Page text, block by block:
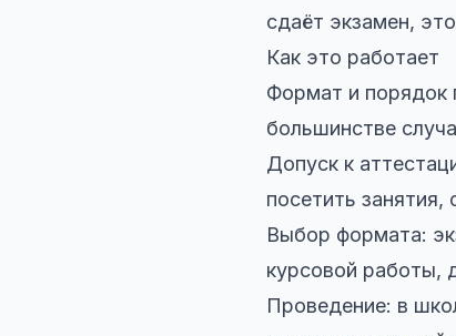
сдаёт экзамен,
Как это работает
Формат и порядок
большинстве
Допуск к
посетить
Выбор формата:
курсовой работы,
Проведение: в